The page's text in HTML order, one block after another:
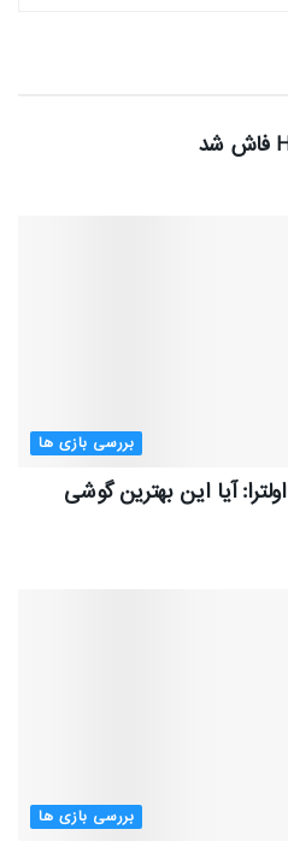
بررسی بازی ها
تکفارس؛ بررسی گلکسی S25 اولترا: آیا این بهترین گوشی
بررسی بازی ها